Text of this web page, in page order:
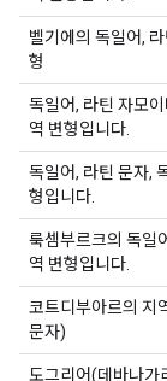
벨기에의 독일어,
형
독일어, 라틴 자모
역 변형입니다.
독일어, 라틴 문자,
형입니다.
룩셈부르크의 독일
역 변형입니다.
코트디부아르의 지
문자)
도그리어(데바나가